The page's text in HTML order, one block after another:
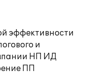
эффективности
и
НП ИД
ПП